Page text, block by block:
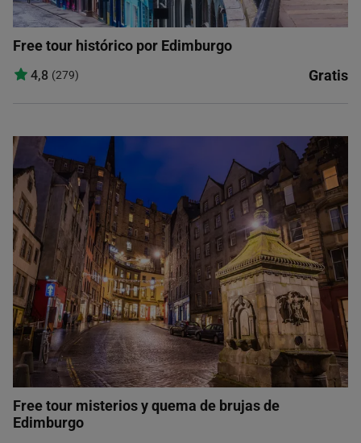
Free tour histórico por Edimburgo
4,8 (279) Gratis
Free tour misterios y quema de brujas de
Edimburgo